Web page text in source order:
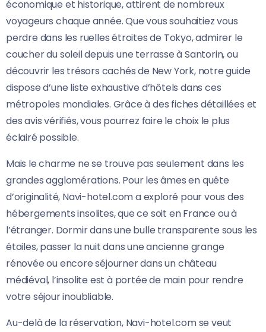
économique et historique, attirent de nombreux
voyageurs chaque année. Que vous souhaitiez vous
perdre dans les ruelles étroites de Tokyo, admirer le
coucher du soleil depuis une terrasse à Santorin, ou
découvrir les trésors cachés de New York, notre guide
dispose d’une liste exhaustive d’hôtels dans ces
métropoles mondiales. Grâce à des fiches détaillées et
des avis vérifiés, vous pourrez faire le choix le plus
éclairé possible.
Mais le charme ne se trouve pas seulement dans les
grandes agglomérations. Pour les âmes en quête
d’originalité, Navi-hotel.com a exploré pour vous des
hébergements insolites, que ce soit en France ou à
l’étranger. Dormir dans une bulle transparente sous les
étoiles, passer la nuit dans une ancienne grange
rénovée ou encore séjourner dans un château
médiéval, l’insolite est à portée de main pour rendre
votre séjour inoubliable.
Au-delà de la réservation, Navi-hotel.com se veut